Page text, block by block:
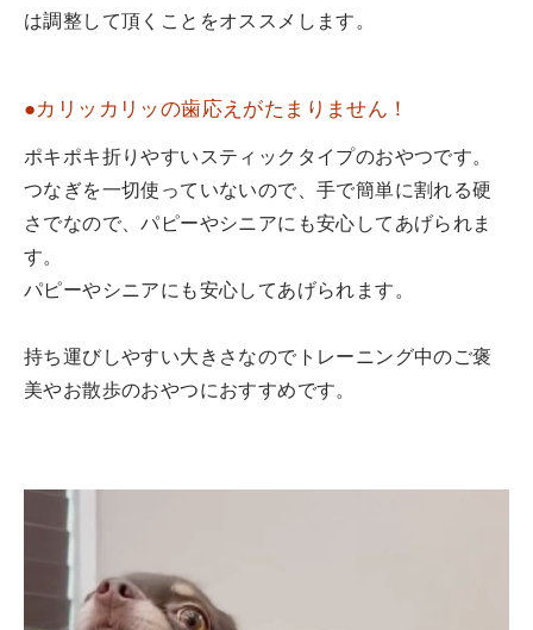
は調整して頂くことをオススメします。
●カリッカリッの歯応えがたまりません！
ポキポキ折りやすいスティックタイプのおやつです。
つなぎを一切使っていないので、手で簡単に割れる硬
さでなので、パピーやシニアにも安心してあげられま
す。
パピーやシニアにも安心してあげられます。
持ち運びしやすい大きさなのでトレーニング中のご褒
美やお散歩のおやつにおすすめです。